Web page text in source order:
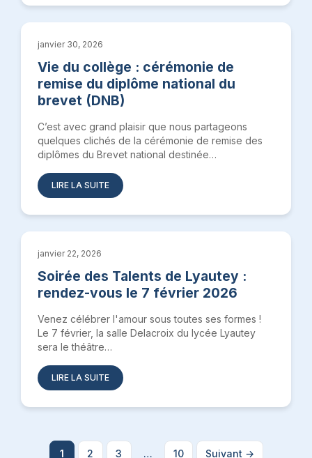
janvier 30, 2026
Vie du collège : cérémonie de
remise du diplôme national du
brevet (DNB)
C’est avec grand plaisir que nous partageons
quelques clichés de la cérémonie de remise des
diplômes du Brevet national destinée…
LIRE LA SUITE
janvier 22, 2026
Soirée des Talents de Lyautey :
rendez-vous le 7 février 2026
Venez célébrer l'amour sous toutes ses formes !
Le 7 février, la salle Delacroix du lycée Lyautey
sera le théâtre…
LIRE LA SUITE
1 2 3 … 10 Suivant →